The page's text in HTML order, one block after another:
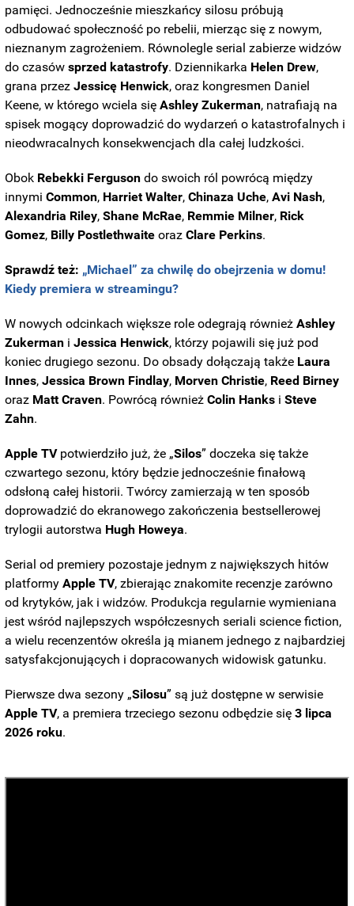
pamięci. Jednocześnie mieszkańcy silosu próbują
odbudować społeczność po rebelii, mierząc się z nowym,
nieznanym zagrożeniem. Równolegle serial zabierze widzów
do czasówsprzed katastrofy. Dziennikarka Helen Drew,
grana przezJessicę Henwick, oraz kongresmen Daniel
Keene, w którego wciela sięAshley Zukerman, natrafiają na
spisek mogący doprowadzić do wydarzeń o katastrofalnych i
nieodwracalnych konsekwencjach dla całej ludzkości.
Obok Rebekki Ferguson do swoich ról powrócą między
innymiCommon, Harriet Walter,Chinaza Uche,Avi Nash,
Alexandria Riley,Shane McRae, Remmie Milner, Rick
Gomez, Billy Postlethwaite orazClare Perkins.
Sprawdź też: „Michael” za chwilę do obejrzenia w domu!
Kiedy premiera w streamingu?
W nowych odcinkach większe role odegrają równieżAshley
Zukerman iJessica Henwick, którzy pojawili się już pod
koniec drugiego sezonu. Do obsady dołączają także Laura
Innes,Jessica Brown Findlay, Morven Christie, Reed Birney
oraz Matt Craven. Powrócą równieżColin Hanks iSteve
Zahn.
Apple TVpotwierdziło już, że „Silos” doczeka się także
czwartego sezonu, który będzie jednocześnie finałową
odsłoną całej historii. Twórcy zamierzają w ten sposób
doprowadzić do ekranowego zakończenia bestsellerowej
trylogii autorstwa Hugh Howeya.
Serial od premiery pozostaje jednym z największych hitów
platformyApple TV, zbierając znakomite recenzje zarówno
od krytyków, jak i widzów. Produkcja regularnie wymieniana
jest wśród najlepszych współczesnych seriali science fiction,
a wielu recenzentów określa ją mianem jednego z najbardziej
satysfakcjonujących i dopracowanych widowisk gatunku.
Pierwsze dwa sezony „Silosu” są już dostępne w serwisie
Apple TV, a premiera trzeciego sezonu odbędzie się3 lipca
2026 roku.